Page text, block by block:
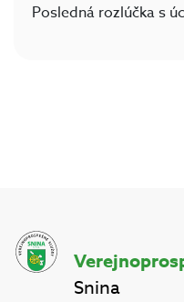
Posledná rozlúčka s
Snina